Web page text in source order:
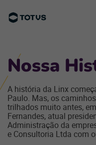
Nossa
A história da Linx
Paulo. Mas, os
trilhados muito antes,
Fernandes, atual
Administração da
e Consultoria Ltda com